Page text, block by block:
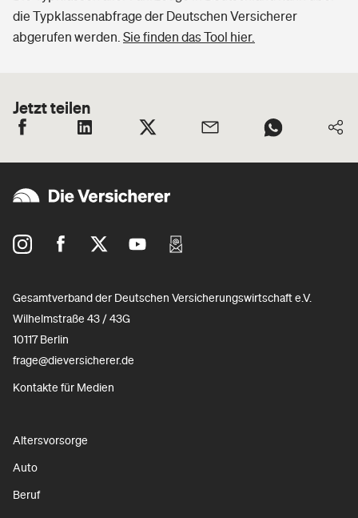
die Typklassenabfrage der Deutschen Versicherer
abgerufen werden. Sie finden das Tool hier.
Jetzt teilen
Gesamtverband der Deutschen Versicherungswirtschaft e.V.
Wilhelmstraße 43 / 43G
10117 Berlin
frage@dieversicherer.de
Kontakte für Medien
Altersvorsorge
Auto
Beruf